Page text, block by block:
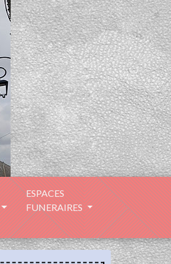
ESPACES
FUNERAIRES